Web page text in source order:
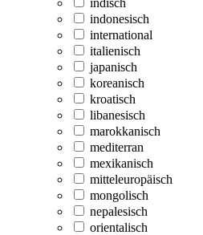
indonesisch
international
italienisch
japanisch
koreanisch
kroatisch
libanesisch
marokkanisch
mediterran
mexikanisch
mitteleuropäisch
mongolisch
nepalesisch
orientalisch